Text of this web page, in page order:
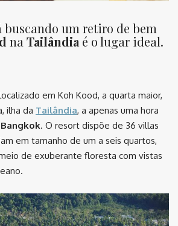
buscando um retiro de bem
na Tailândia é o lugar ideal.
em Koh Kood, a quarta maior,
ilha da Tailândia, a apenas uma hora
Bangkok. O resort dispõe de 36 villas
em tamanho de um a seis quartos,
de exuberante floresta com vistas